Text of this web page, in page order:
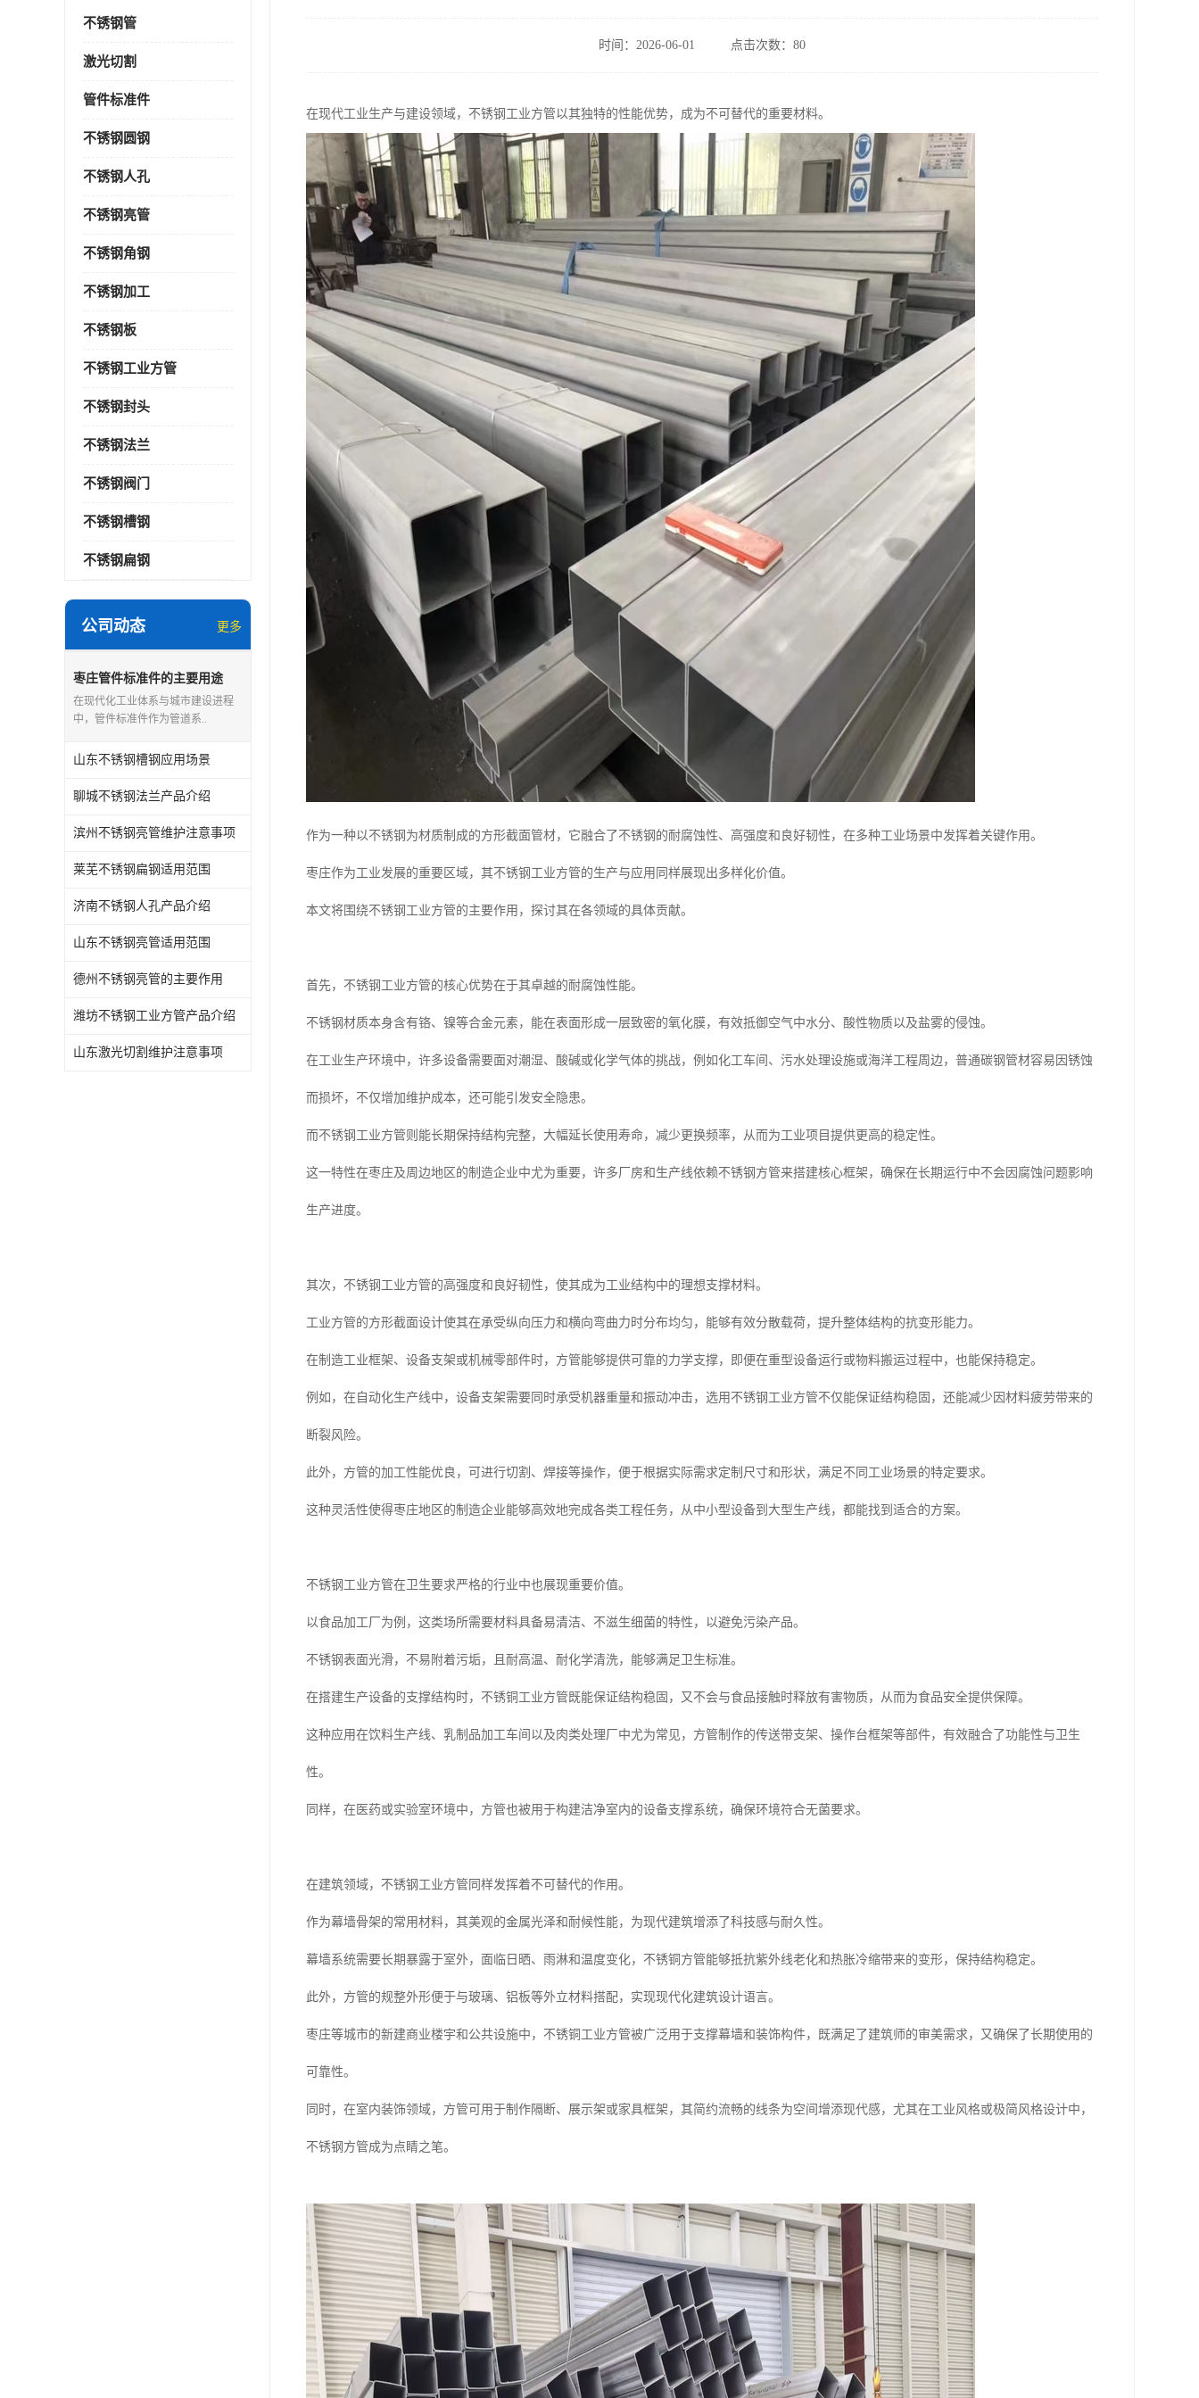
不锈钢管
激光切割
管件标准件
不锈钢圆钢
不锈钢人孔
不锈钢亮管
不锈钢角钢
不锈钢加工
不锈钢板
不锈钢工业方管
不锈钢封头
不锈钢法兰
不锈钢阀门
不锈钢槽钢
不锈钢扁钢
公司动态 更多
枣庄管件标准件的主要用途
在现代化工业体系与城市建设进程
中，管件标准件作为管道系..
山东不锈钢槽钢应用场景
聊城不锈钢法兰产品介绍
滨州不锈钢亮管维护注意事项
莱芜不锈钢扁钢适用范围
济南不锈钢人孔产品介绍
山东不锈钢亮管适用范围
德州不锈钢亮管的主要作用
潍坊不锈钢工业方管产品介绍
山东激光切割维护注意事项
时间：2026-06-01 点击次数：80
在现代工业生产与建设领域，不锈钢工业方管以其独特的性能优势，成为不可替代的重要材料。
作为一种以不锈钢为材质制成的方形截面管材，它融合了不锈钢的耐腐蚀性、高强度和良好韧性，在多种工业场景中发挥着关键作用。
枣庄作为工业发展的重要区域，其不锈钢工业方管的生产与应用同样展现出多样化价值。
本文将围绕不锈钢工业方管的主要作用，探讨其在各领域的具体贡献。
首先，不锈钢工业方管的核心优势在于其卓越的耐腐蚀性能。
不锈钢材质本身含有铬、镍等合金元素，能在表面形成一层致密的氧化膜，有效抵御空气中水分、酸性物质以及盐雾的侵蚀。
在工业生产环境中，许多设备需要面对潮湿、酸碱或化学气体的挑战，例如化工车间、污水处理设施或海洋工程周边，普通碳钢管材容易因锈蚀
而损坏，不仅增加维护成本，还可能引发安全隐患。
而不锈钢工业方管则能长期保持结构完整，大幅延长使用寿命，减少更换频率，从而为工业项目提供更高的稳定性。
这一特性在枣庄及周边地区的制造企业中尤为重要，许多厂房和生产线依赖不锈钢方管来搭建核心框架，确保在长期运行中不会因腐蚀问题影响
生产进度。
其次，不锈钢工业方管的高强度和良好韧性，使其成为工业结构中的理想支撑材料。
工业方管的方形截面设计使其在承受纵向压力和横向弯曲力时分布均匀，能够有效分散载荷，提升整体结构的抗变形能力。
在制造工业框架、设备支架或机械零部件时，方管能够提供可靠的力学支撑，即便在重型设备运行或物料搬运过程中，也能保持稳定。
例如，在自动化生产线中，设备支架需要同时承受机器重量和振动冲击，选用不锈钢工业方管不仅能保证结构稳固，还能减少因材料疲劳带来的
断裂风险。
此外，方管的加工性能优良，可进行切割、焊接等操作，便于根据实际需求定制尺寸和形状，满足不同工业场景的特定要求。
这种灵活性使得枣庄地区的制造企业能够高效地完成各类工程任务，从中小型设备到大型生产线，都能找到适合的方案。
不锈钢工业方管在卫生要求严格的行业中也展现重要价值。
以食品加工厂为例，这类场所需要材料具备易清洁、不滋生细菌的特性，以避免污染产品。
不锈钢表面光滑，不易附着污垢，且耐高温、耐化学清洗，能够满足卫生标准。
在搭建生产设备的支撑结构时，不锈铜工业方管既能保证结构稳固，又不会与食品接触时释放有害物质，从而为食品安全提供保障。
这种应用在饮料生产线、乳制品加工车间以及肉类处理厂中尤为常见，方管制作的传送带支架、操作台框架等部件，有效融合了功能性与卫生
性。
同样，在医药或实验室环境中，方管也被用于构建洁净室内的设备支撑系统，确保环境符合无菌要求。
在建筑领域，不锈钢工业方管同样发挥着不可替代的作用。
作为幕墙骨架的常用材料，其美观的金属光泽和耐候性能，为现代建筑增添了科技感与耐久性。
幕墙系统需要长期暴露于室外，面临日晒、雨淋和温度变化，不锈铜方管能够抵抗紫外线老化和热胀冷缩带来的变形，保持结构稳定。
此外，方管的规整外形便于与玻璃、铝板等外立材料搭配，实现现代化建筑设计语言。
枣庄等城市的新建商业楼宇和公共设施中，不锈铜工业方管被广泛用于支撑幕墙和装饰构件，既满足了建筑师的审美需求，又确保了长期使用的
可靠性。
同时，在室内装饰领域，方管可用于制作隔断、展示架或家具框架，其简约流畅的线条为空间增添现代感，尤其在工业风格或极简风格设计中，
不锈钢方管成为点睛之笔。